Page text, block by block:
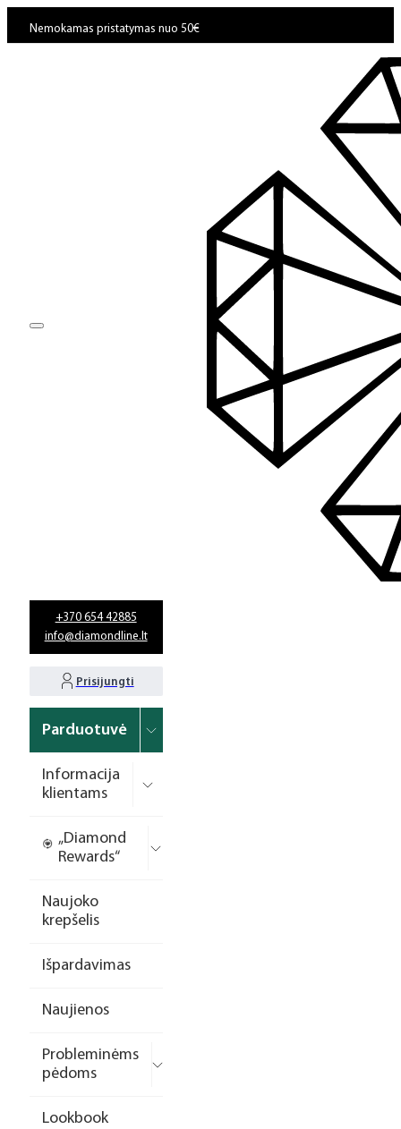
Nemokamas pristatymas nuo 50€
+370 654 42885
info@diamondline.lt
Prisijungti
Parduotuvė
Informacija
klientams
„Diamond
Rewards“
Naujoko
krepšelis
Išpardavimas
Naujienos
Probleminėms
pėdoms
Lookbook